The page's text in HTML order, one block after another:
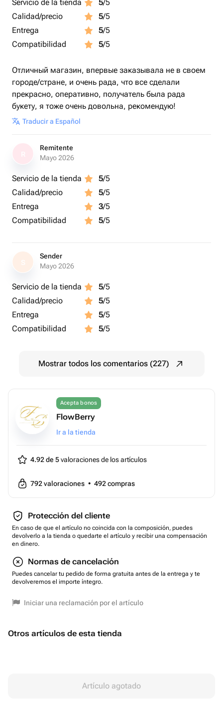
Servicio de la tienda 5/5
Calidad/precio
5/5
Entrega
5/5
Compatibilidad
5/5
Отличный магазин, впервые заказывала не в своем
городе/стране, и очень рада, что все сделали
прекрасно, оперативно, получатель была рада
букету, я тоже очень довольна, рекомендую!
Traducir a Español
Remitente
Mayo 2026
Servicio de la tienda 5/5
Calidad/precio
5/5
Entrega
3/5
Compatibilidad
5/5
S
Sender
Mayo 2026
Servicio de la tienda 5/5
Calidad/precio
5/5
Entrega
5/5
Compatibilidad
5/5
Mostrar todos los comentarios (227)
Acepta bonos
FlowBerry
Ir a la tienda
4.92 de 5valoraciones de los artículos
792valoraciones • 492compras
Protección del cliente
En caso de que el artículo no coincida con la composición, puedes
devolverlo a la tienda o quedarte el artículo y recibir una compensación
en dinero.
Normas de cancelación
Puedes cancelar tu pedido de forma gratuita antes de la entrega y te
devolveremos el importe íntegro.
Iniciar una reclamación por el artículo
Otros artículos de esta tienda
Artículo agotado